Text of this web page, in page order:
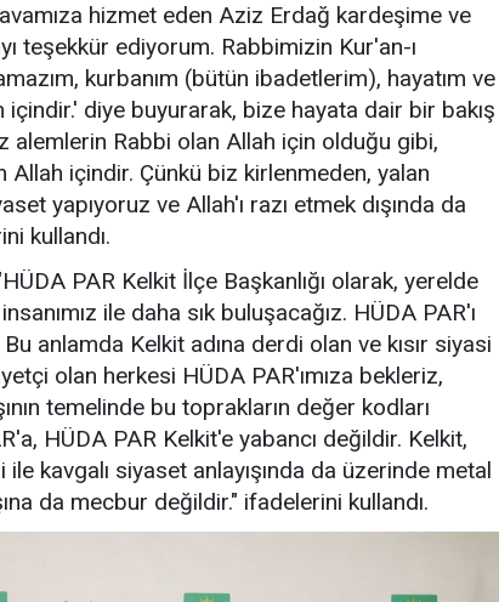
hizmet eden Aziz Erdağ kardeşime ve
teşekkür ediyorum. Rabbimizin Kur'an-ı
kurbanım (bütün ibadetlerim), hayatım ve
diye buyurarak, bize hayata dair bir bakış
alemlerin Rabbi olan Allah için olduğu gibi,
içindir. Çünkü biz kirlenmeden, yalan
yapıyoruz ve Allah'ı razı etmek dışında da
kullandı.
PAR Kelkit İlçe Başkanlığı olarak, yerelde
ile daha sık buluşacağız. HÜDA PAR'ı
anlamda Kelkit adına derdi olan ve kısır siyasi
olan herkesi HÜDA PAR'ımıza bekleriz,
temelinde bu toprakların değer kodları
HÜDA PAR Kelkit'e yabancı değildir. Kelkit,
kavgalı siyaset anlayışında da üzerinde metal
da mecbur değildir." ifadelerini kullandı.